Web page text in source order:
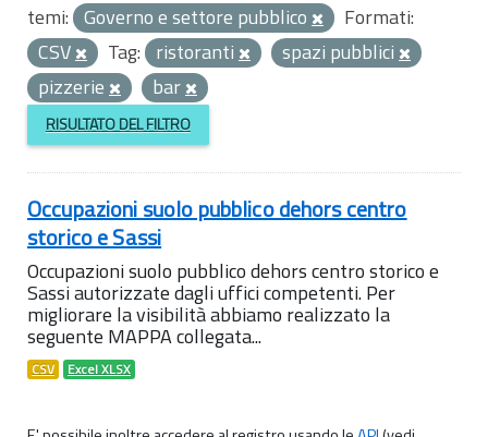
temi: Governo e settore pubblico
Formati:
CSV
Tag: ristoranti
spazi pubblici
pizzerie
bar
RISULTATO DEL FILTRO
Occupazioni suolo pubblico dehors centro
storico e Sassi
Occupazioni suolo pubblico dehors centro storico e
Sassi autorizzate dagli uffici competenti. Per
migliorare la visibilità abbiamo realizzato la
seguente MAPPA collegata...
CSV Excel XLSX